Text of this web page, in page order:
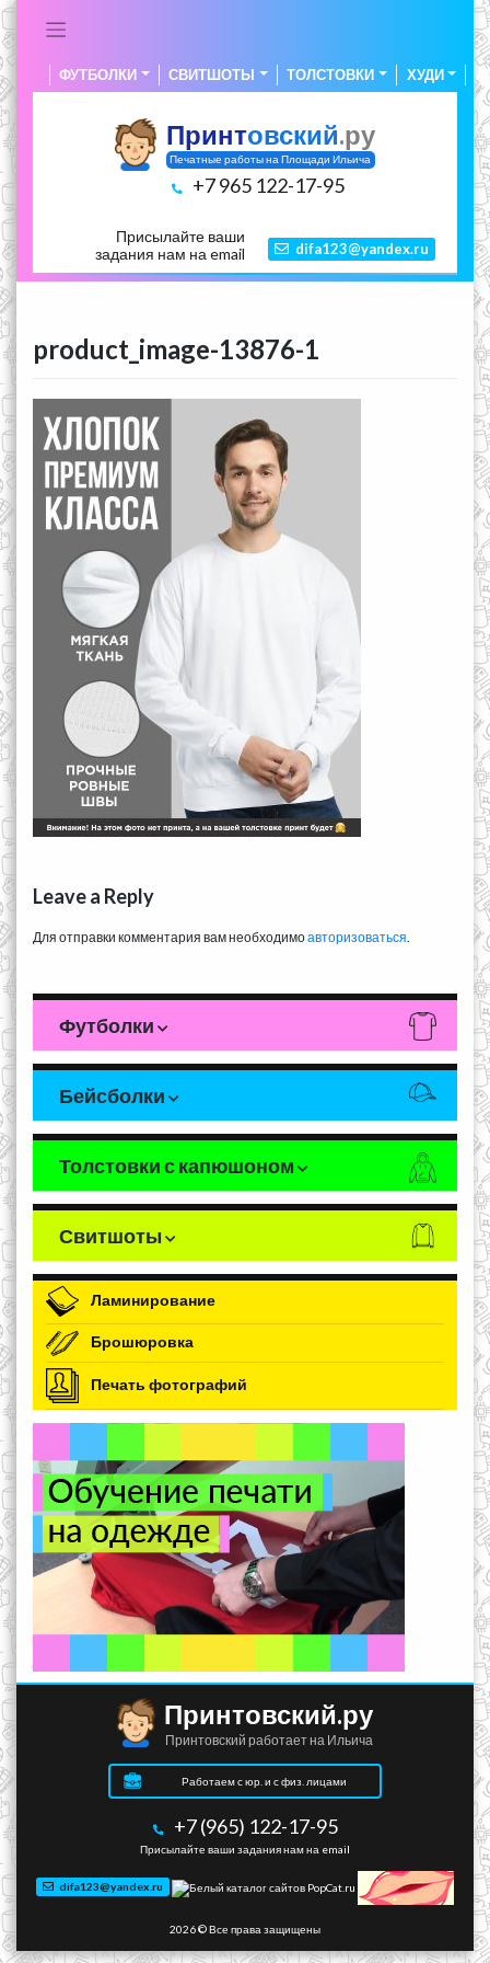
ФУТБОЛКИ СВИТШОТЫ ТОЛСТОВКИ ХУДИ
Принтовский.ру
Печатные работы на Площади Ильича
+7 965 122-17-95
Присылайте ваши
задания нам на email
difa123@yandex.ru
product_image-13876-1
Leave a Reply
Для отправки комментария вам необходимоавторизоваться
Футболки
Бейсболки
Толстовки с капюшоном
Свитшоты
Ламинирование
Брошюровка
Печать фотографий
Принтовский.ру
Принтовский работает на Ильича
Работаем с юр. и с физ. лицами
+7 (965) 122-17-95
Присылайте ваши задания нам на email
difa123@yandex.ru
2026 © Все права защищены